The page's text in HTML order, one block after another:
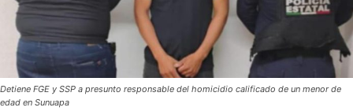
Detiene FGE y SSP a presunto responsable del homicidio calificado de un menor de
edad en Sunuapa